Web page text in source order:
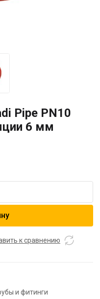
Pipe PN10
6 мм
к сравнению
и фитинги